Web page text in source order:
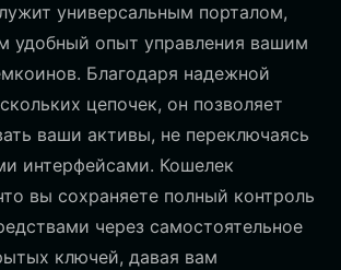
универсальным порталом,
удобный опыт управления вашим
Благодаря надежной
цепочек, он позволяет
ваши активы, не переключаясь
интерфейсами. Кошелек
вы сохраняете полный контроль
через самостоятельное
ключей, давая вам